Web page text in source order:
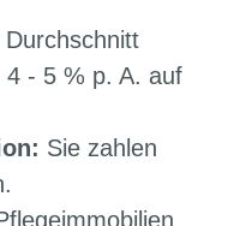
Durchschnitt
4 - 5 % p. A. auf
Sie zahlen